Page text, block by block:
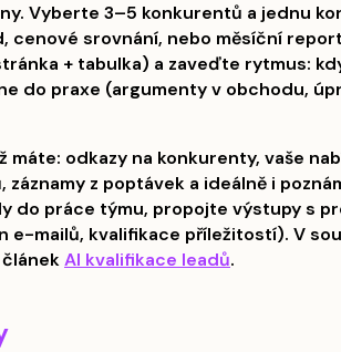
Vyberte 3–5 konkurentů a jednu
srovnání, nebo měsíční
+ tabulka) a zaveďte rytmus:
do praxe (argumenty v obchodu,
máte: odkazy na konkurenty, vaše
z poptávek a ideálně i
do práce týmu, propojte výstupy s
e-mailů, kvalifikace příležitostí). V
AI kvalifikace leadů.